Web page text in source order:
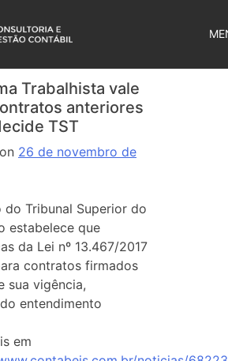
Trabalhista vale
anteriores
TST
26 de novembro de
do Tribunal Superior do
estabelece que
da Lei nº 13.467/2017
contratos firmados
sua vigência,
entendimento
em